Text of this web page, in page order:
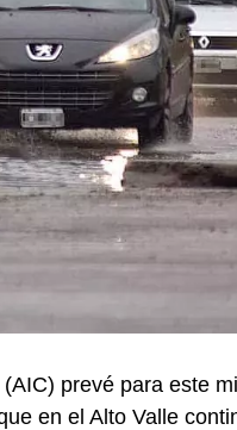
prevé para este
en el Alto Valle